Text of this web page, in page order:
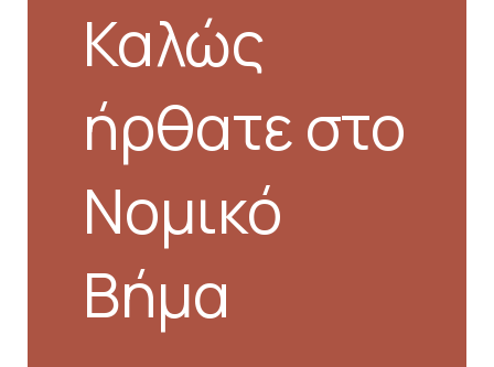
Καλώς
ήρθατε στο
Νομικό
Βήμα